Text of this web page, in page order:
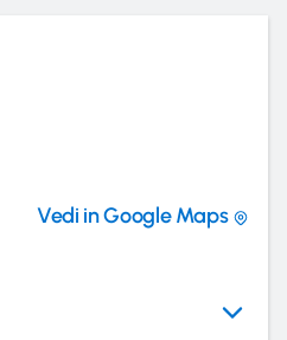
Vedi in Google Maps